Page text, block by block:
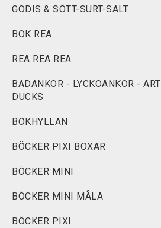
GODIS & SÖTT-SURT-SALT
BOK REA
REA REA REA
BADANKOR - LYCKOANKOR - ART
DUCKS
BOKHYLLAN
BÖCKER PIXI BOXAR
BÖCKER MINI
BÖCKER MINI MÅLA
BÖCKER PIXI